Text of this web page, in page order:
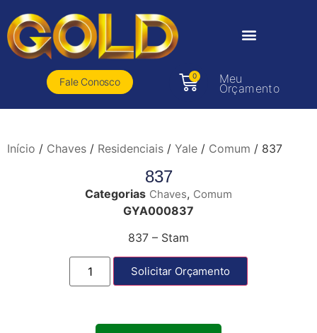
Fale Conosco
0 Meu
Orçamento
Início / Chaves / Residenciais / Yale / Comum / 837
837
Categorias Chaves, Comum
GYA000837
837 – Stam
Solicitar Orçamento